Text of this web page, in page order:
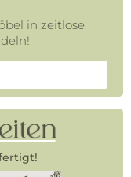
in zeitlose